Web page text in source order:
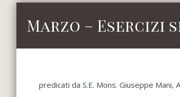
Marzo –
predicati da S.E. Mons. Giuseppe